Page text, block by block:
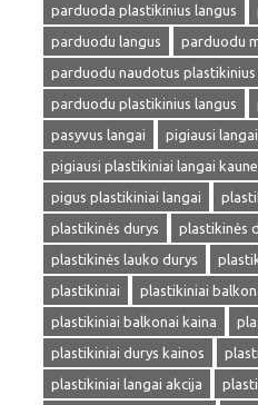
parduoda plastikinius langus
parduodu langus
parduodu
parduodu naudotus plastikinius
parduodu plastikinius langus
pasyvus langai
pigiausi langai
pigiausi plastikiniai langai kaune
pigus plastikiniai langai
plastikinės durys
plastikinės
plastikinės lauko durys
plastikiniai
plastikiniai
plastikiniai balkonai kaina
plastikiniai durys kainos
plastikiniai langai akcija